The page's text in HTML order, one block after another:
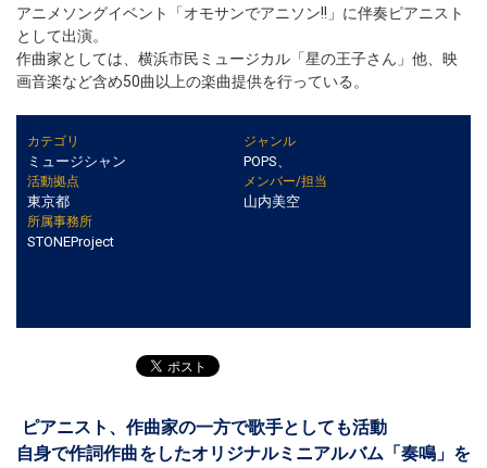
アニメソングイベント「オモサンでアニソン!!」に伴奏ピアニスト
として出演。
作曲家としては、横浜市民ミュージカル「星の王子さん」他、映
画音楽など含め50曲以上の楽曲提供を行っている。
カテゴリ
ミュージシャン
ジャンル
POPS、
活動拠点
東京都
メンバー/担当
山内美空
所属事務所
STONEProject
ピアニスト、作曲家の一方で歌手としても活動
自身で作詞作曲をしたオリジナルミニアルバム「奏鳴」を